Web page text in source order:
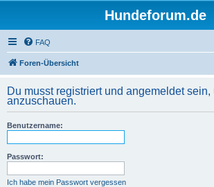
Hundeforum.de
FAQ
Foren-Übersicht
Du musst registriert und angemeldet sein,
anzuschauen.
Benutzername:
Passwort:
Ich habe mein Passwort vergessen